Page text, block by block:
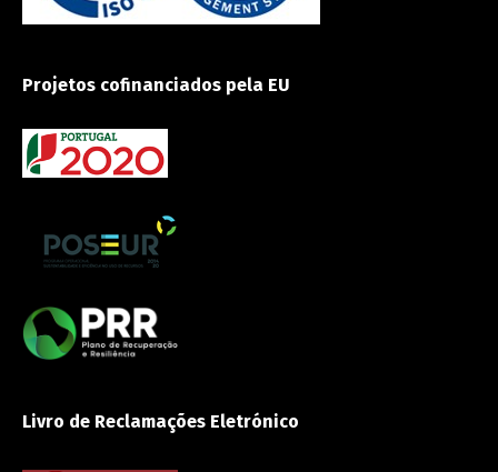
Projetos cofinanciados pela EU
Livro de Reclamações Eletrónico